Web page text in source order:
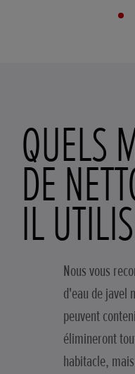
QUELS
DE
IL
Nous vous
d'eau de javel
peuvent
élimineront
habitacle,